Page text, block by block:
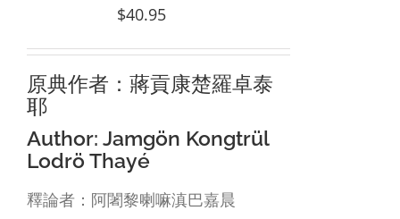
$40.95
原典作者：蔣貢康楚羅卓泰
耶
Author: Jamgön Kongtrül
Lodrö Thayé
釋論者：阿闍黎喇嘛滇巴嘉晨